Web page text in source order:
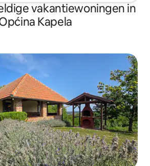
vakantiewoningen in
Kapela